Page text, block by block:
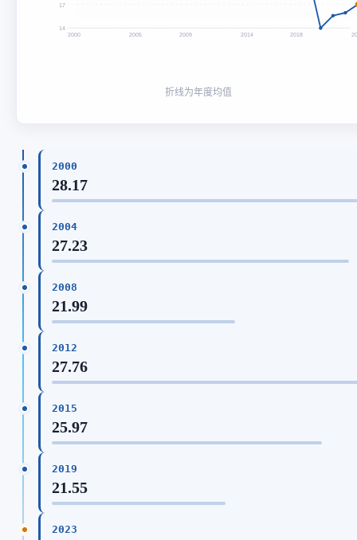
17
14
2000 2005 2009 2014 2018
折线为年度均值
2000
28.17
2004
27.23
2008
21.99
2012
27.76
2015
25.97
2019
21.55
2023